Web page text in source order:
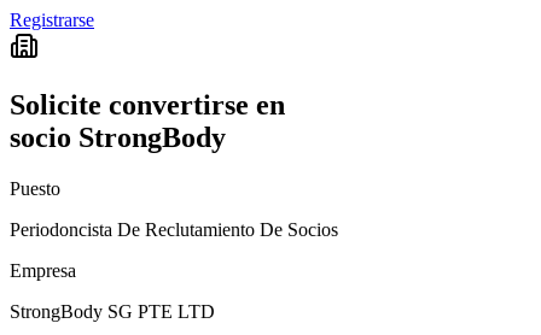
Registrarse
Solicite convertirse en
socio StrongBody
Puesto
Periodoncista De Reclutamiento De Socios
Empresa
StrongBody SG PTE LTD